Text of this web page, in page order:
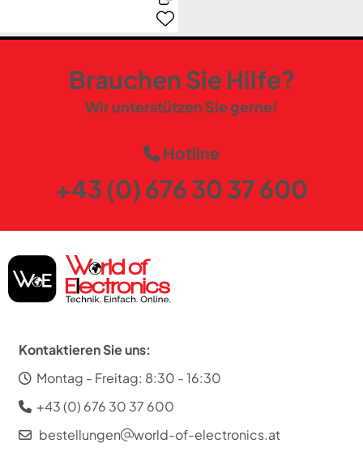
Brauchen Sie Hilfe?
Wir unterstützen Sie gerne!
Hotline
+43 (0) 676 30 37 600
Kontaktieren Sie uns:
Montag - Freitag: 8:30 - 16:30
+43 (0) 676 30 37 600
bestellungen
world-of-electronics.at